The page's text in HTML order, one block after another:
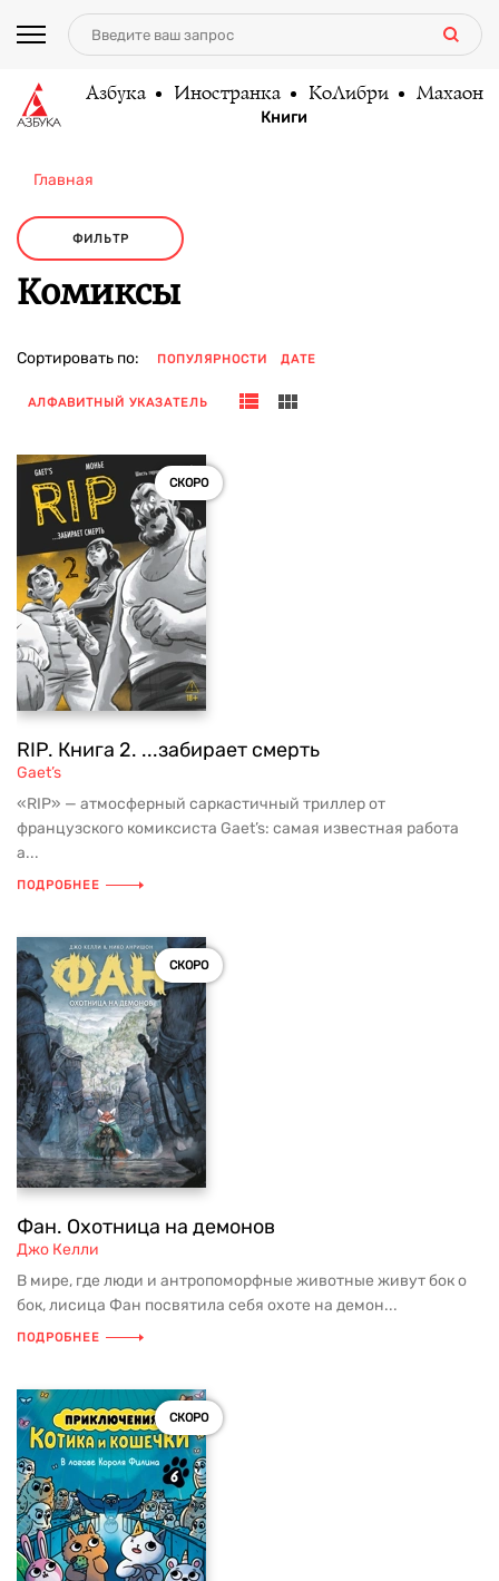
Азбука Иностранка КоЛибри Махаон
Книги
Главная
ФИЛЬТР
Комиксы
Сортировать по: ПОПУЛЯРНОСТИ ДАТЕ
АЛФАВИТНЫЙ УКАЗАТЕЛЬ
СКОРО
RIP. Книга 2. ...забирает смерть
Gaet’s
«RIP» — атмосферный саркастичный триллер от
французского комиксиста Gaet’s: самая известная работа
а...
ПОДРОБНЕЕ
СКОРО
Фан. Охотница на демонов
Джо Келли
В мире, где люди и антропоморфные животные живут бок о
бок, лисица Фан посвятила себя охоте на демон...
ПОДРОБНЕЕ
СКОРО